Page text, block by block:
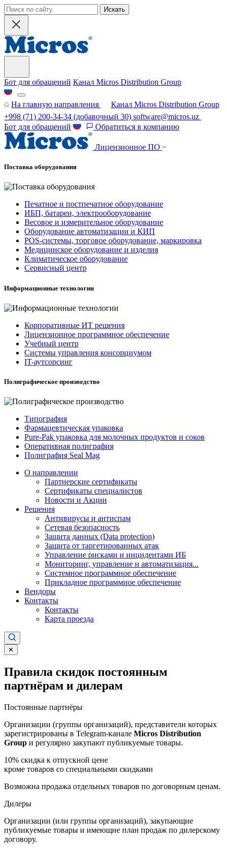
Искать
Бот для обращений Канал Micros Distribution Group
На главную направления
Канал Micros Distribution Group
+998 (71) 200-34-34 (добавочный 30) software@micros.uz
Бот для обращений
Обратиться в компанию
Лицензионное ПО
Поставка оборудования
Печатное и постпечатное оборудование
ИБП, батареи, электрооборудование
Весовое и измерительное оборудование
Оборудование автоматизации и КИП
POS-системы, торговое оборудование, маркировка
Медицинское оборудование и изделия
Климатическое оборудование
Сервисный центр
Информационные технологии
Корпоративные ИТ решения
Лицензионное программное обеспечение
Учебный центр
Системы управления консорциумом
IT-аутсорсинг
Полиграфическое производство
Типография
Фармацевтическая упаковка
Pure-Pak упаковка для молочных продуктов и соков
Оперативная полиграфия
Полиграфия Seal Mag
О направлении
Партнерские сертификаты
Сертификаты специалистов
Новости и Акции
Решения
Антивирусы и антиспам
Сетевая безопасность
Защита данных (Data protection)
Защита от таргетированных атак
Управление рисками и инцидентами ИБ
Мониторинг, управление и автоматизация...
Системное программное обеспечение
Прикладное программное обеспечение
Вендоры
Контакты
Контакты
Карта проезда
✕
Правила скидок постоянным
партнёрам и дилерам
Постоянные партнёры
Организации (группы организаций), представители которых
зарегистрированы в Telegram-канале Micros Distribution
Group и регулярно закупают публикуемые товары.
10% скидка к отпускной цене
кроме товаров со специальными скидками
Возможна продажа отдельных товаров по договорным ценам.
Дилеры
Организации (или группы организаций), закупающие
публикуемые товары и имеющие план продаж по дилерскому
договору.